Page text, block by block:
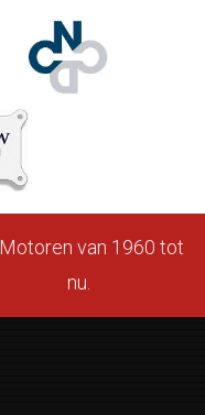
Motoren van 1960 tot
nu.